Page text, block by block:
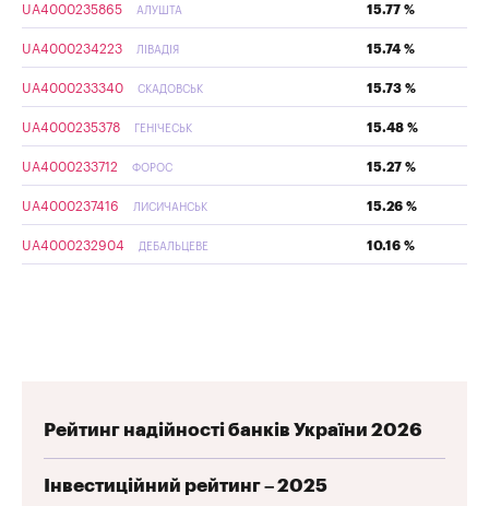
UA4000235865 АЛУШТА 15.77 %
UA4000234223 ЛІВАДІЯ 15.74 %
UA4000233340 СКАДОВСЬК 15.73 %
UA4000235378 ГЕНІЧЕСЬК 15.48 %
UA4000233712 ФОРОС 15.27 %
UA4000237416 ЛИСИЧАНСЬК 15.26 %
UA4000232904 ДЕБАЛЬЦЕВЕ 10.16 %
Рейтинг надійності банків України 2026
Інвестиційний рейтинг – 2025